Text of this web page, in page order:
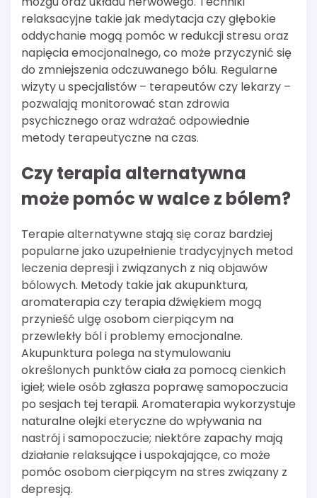
relaksacyjne takie jak medytacja czy głębokie
oddychanie mogą pomóc w redukcji stresu oraz
napięcia emocjonalnego, co może przyczynić się
do zmniejszenia odczuwanego bólu. Regularne
wizyty u specjalistów – terapeutów czy lekarzy –
pozwalają monitorować stan zdrowia
psychicznego oraz wdrażać odpowiednie
metody terapeutyczne na czas.
Czy terapia alternatywna
może pomóc w walce z bólem?
Terapie alternatywne stają się coraz bardziej
popularne jako uzupełnienie tradycyjnych metod
leczenia depresji i związanych z nią objawów
bólowych. Metody takie jak akupunktura,
aromaterapia czy terapia dźwiękiem mogą
przynieść ulgę osobom cierpiącym na
przewlekły ból i problemy emocjonalne.
Akupunktura polega na stymulowaniu
określonych punktów ciała za pomocą cienkich
igieł; wiele osób zgłasza poprawę samopoczucia
po sesjach tej terapii. Aromaterapia wykorzystuje
naturalne olejki eteryczne do wpływania na
nastrój i samopoczucie; niektóre zapachy mają
działanie relaksujące i uspokajające, co może
pomóc osobom cierpiącym na stres związany z
depresją.